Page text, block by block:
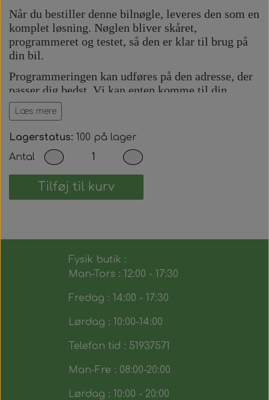
Når du bestiller denne bilnøgle, leveres den som en
komplet løsning. Nøglen bliver skåret,
programmeret og testet, så den er klar til brug på
din bil.
Programmeringen kan udføres på den adresse, der
passer dig bedst. Vi kan enten komme til din
adresse eller udføre arbejdet på vores adresse efter
aftale.
Prisen inkluderer:
Komplet bilnøgle med fjernbetjening.
Præcis skæring af nøgleblad.
Programmering af startspærre (immobilizer).
Programmering af fjernbetjening.
Du modtager dermed en fuldt funktionsdygtig
bilnøgle, der fungerer på samme måde som den
Læs mere
Lagerstatus: 100 på lager
Antal
Tilføj til kurv
Fysik butik :
Man-Tors : 12:00 - 17:30
Fredag : 14:00 - 17:30
Lørdag : 10:00-14:00
Telefon tid : 51937571
Man-Fre : 08:00-20:00
Lørdag : 10:00 - 20:00